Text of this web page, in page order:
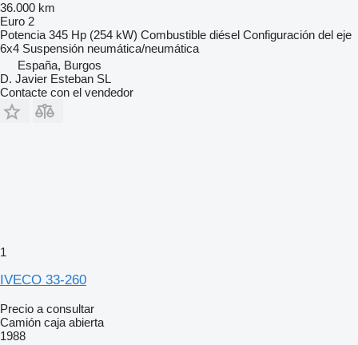
36.000 km
Euro 2
Potencia 345 Hp (254 kW) Combustible diésel Configuración del eje
6x4 Suspensión neumática/neumática
España, Burgos
D. Javier Esteban SL
Contacte con el vendedor
1
IVECO 33-260
Precio a consultar
Camión caja abierta
1988